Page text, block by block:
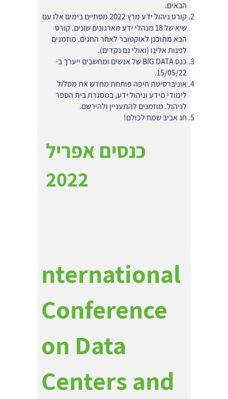
הבאים.
קורס ניהול ידע מרץ 2022 מסתיים בימים אלו עם
שיא של 18 מנהלי ידע מארגונים שונים. קורס
הבא מתוכנן לאוקטובר לאחר החגים. מוזמנים
לפנות אלינו (ואולי גם נקדים).
כנס BIG DATA של אנשים ומחשבים ייערך ב-
15/05/22.
אוניברסיטת חיפה פותחת מחדש את מסלול
לימודי מידע וניהול ידע, במסגרת בית הספר
לניהול. מוזמנים להתעניין ולהירשם.
חג אביב שמח לכולם!
כנסים אפריל
2022
nternational
Conference
on Data
Centers and